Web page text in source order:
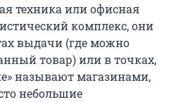
техника или офисная
комплекс, они
выдачи (где можно
товар) или в точках,
называют магазинами,
небольшие